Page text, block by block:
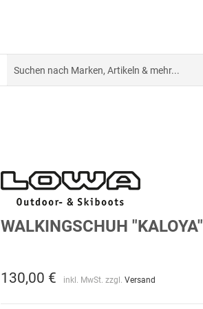
WALKINGSCHUH "KALOYA"
130,00 € inkl. MwSt. zzgl.Versand